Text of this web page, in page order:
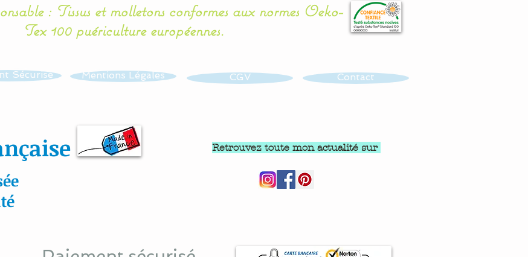
: Tissus et molletons conformes aux normes Oeko-
Tex 100 puériculture européennes.
Sécurisé Mentions Légales CGV Contact
Retrouvez toute mon actualité sur